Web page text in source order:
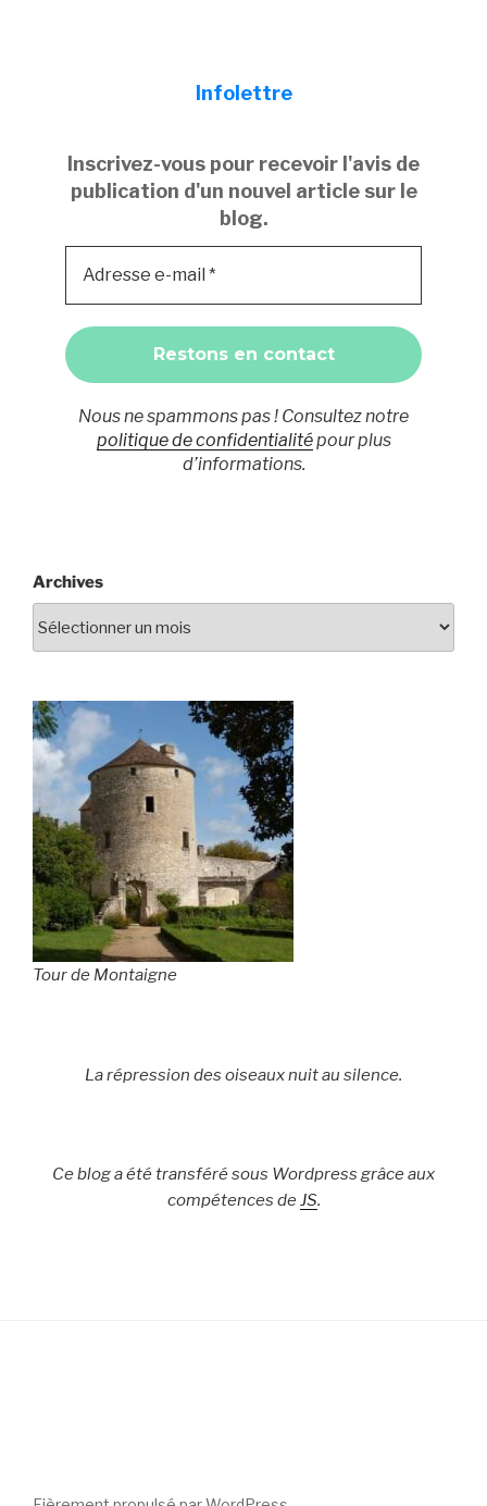
Infolettre
Inscrivez-vous pour recevoir l'avis de
publication d'un nouvel article sur le
blog.
Nous ne spammons pas ! Consultez notre
politique de confidentialitépour plus
d’informations.
Archives
Tour de Montaigne
La répression des oiseaux nuit au silence.
Ce blog a été transféré sous Wordpress grâce aux
compétences de JS.